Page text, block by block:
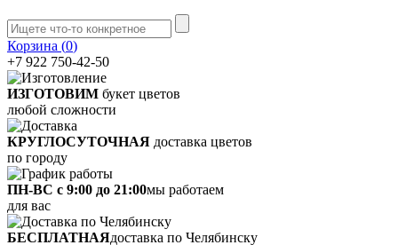
Корзина (0)
+7 922 750-42-50
ИЗГОТОВИМ букет цветов
любой сложности
КРУГЛОСУТОЧНАЯ доставка цветов
по городу
ПН-ВС с 9:00 до 21:00мы работаем
для вас
БЕСПЛАТНАЯдоставка по Челябинску